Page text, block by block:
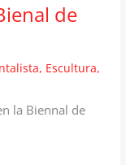
de
, Escultura,
la Biennal de